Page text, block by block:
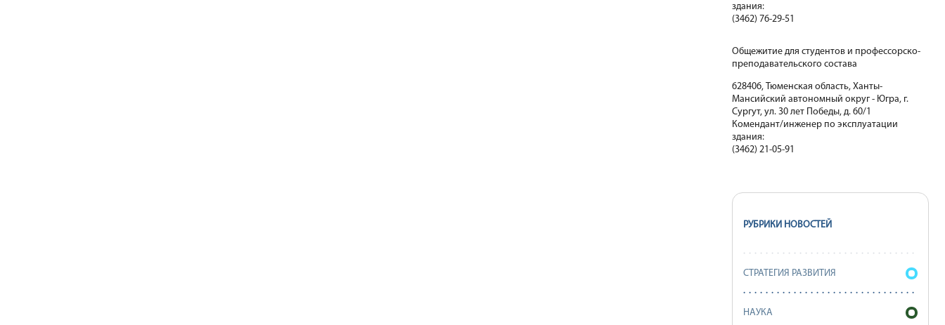
здания:
(3462) 76-29-51
Общежитие для студентов и профессорско-
преподавательского состава
628406, Тюменская область, Ханты-
Мансийский автономный округ - Югра, г.
Сургут, ул. 30 лет Победы, д. 60/1
Комендант/инженер по эксплуатации
здания:
(3462) 21-05-91
РУБРИКИ НОВОСТЕЙ
СТРАТЕГИЯ РАЗВИТИЯ
НАУКА